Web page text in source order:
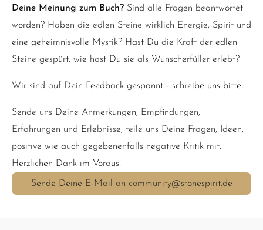
Deine Meinung zum Buch? Sind alle Fragen beantwortet
worden? Haben die edlen Steine wirklich Energie, Spirit und
eine geheimnisvolle Mystik? Hast Du die Kraft der edlen
Steine gespürt, wie hast Du sie als Wunscherfüller erlebt?
Wir sind auf Dein Feedback gespannt - schreibe uns bitte!
Sende uns Deine Anmerkungen, Empfindungen,
Erfahrungen und Erlebnisse, teile uns Deine Fragen, Ideen,
positive wie auch gegebenenfalls negative Kritik mit.
Herzlichen Dank im Voraus!
Sende Deine E-Mail an community@stonespirit.de